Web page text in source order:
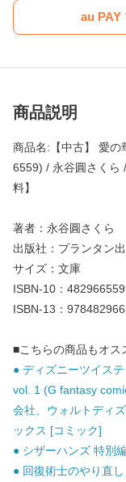
au PAY
商品説明
商品名:【中古】 愛の
6559) / 永谷圓さくら
料】
著者：永谷圓さくら
出版社：プランタン
サイズ：文庫
ISBN-10：
ISBN-13：
■こちらの商品もオス
● ディズニーツイス
vol. 1 (G fantasy
会社、ウォルトディ
ックス [コミック]
● シザーハンズ 特別
● 回復術士のやり直